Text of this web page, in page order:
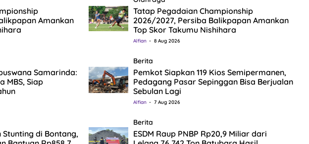
Amankan
Samarinda:
MBS, Siap
di Bontang,
Tatap Pegadaian Championship
2026/2027, Persiba Balikpapan Amankan
Top Skor Takumu Nishihara
Alfian 8 Aug 2026
Berita
Pemkot Siapkan 119 Kios Semipermanen,
Pedagang Pasar Sepinggan Bisa Berjualan
Sebulan Lagi
Alfian 7 Aug 2026
Berita
ESDM Raup PNBP Rp20,9 Miliar dari